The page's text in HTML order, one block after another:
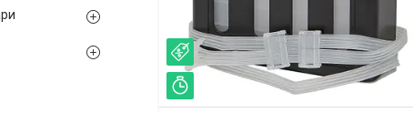
Залишилось 46 днів
–23%